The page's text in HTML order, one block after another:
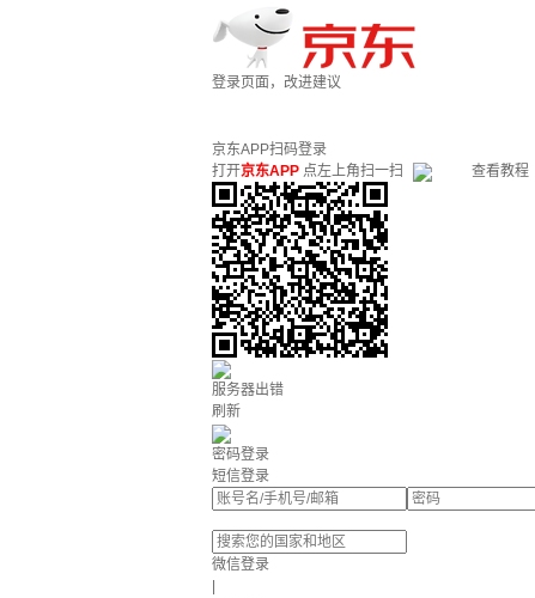
登录页面，改进建议
京东APP扫码登录
打开京东APP 点左上角扫一扫 查看教程
服务器出错
刷新
密码登录
短信登录
微信登录